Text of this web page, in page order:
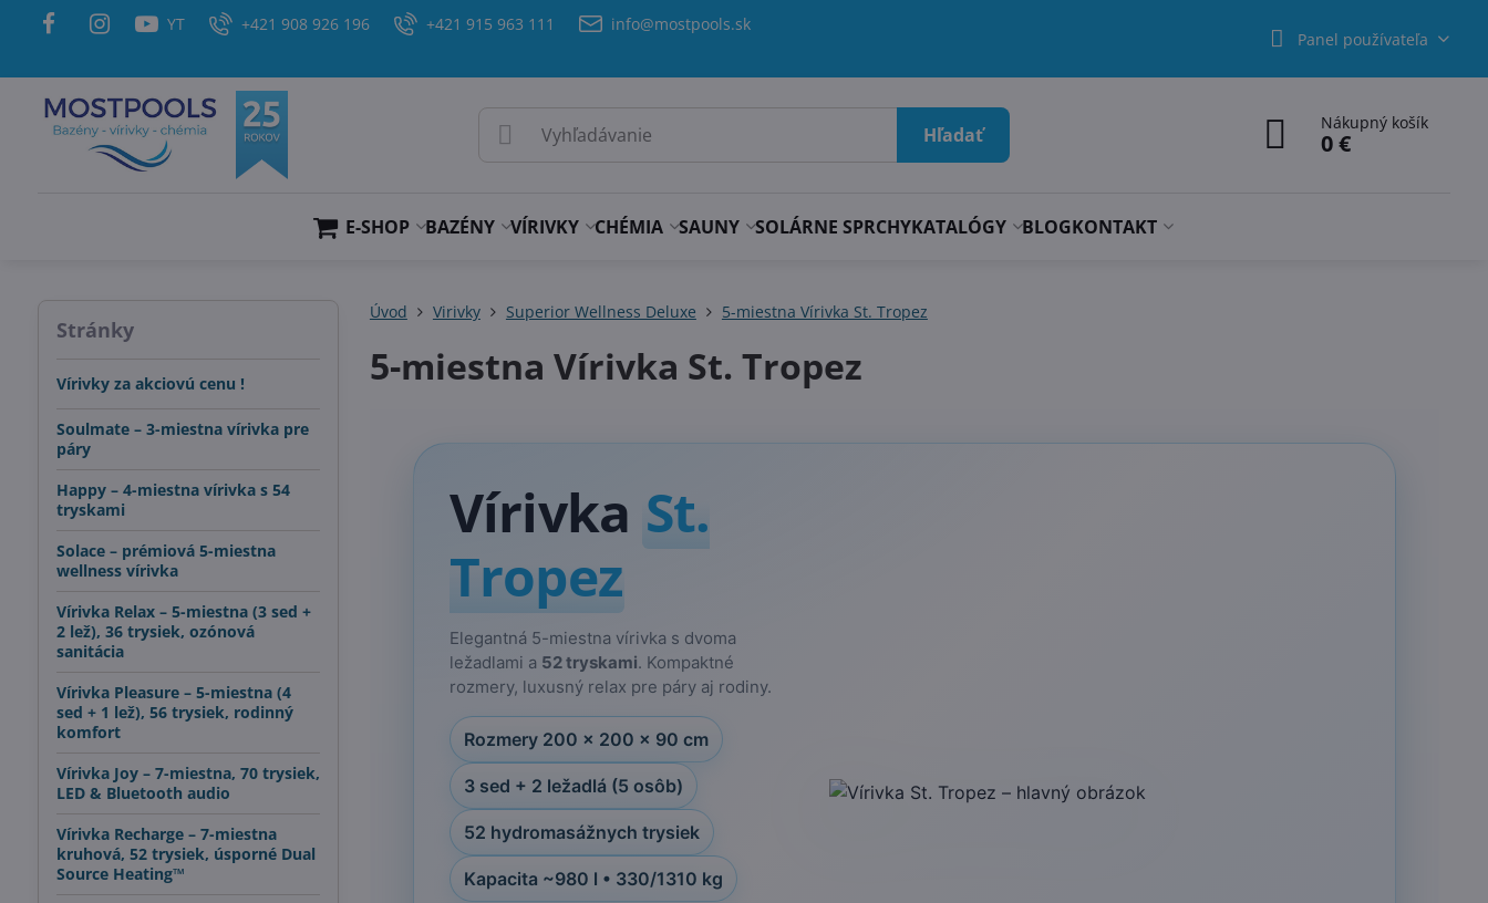
YT +421 908 926 196 +421 915 963 111 info@mostpools.sk
Panel používateľa
Hľadať
Nákupný košík
0 €
E-SHOP BAZÉNY VÍRIVKY CHÉMIA SAUNY SOLÁRNE SPRCHYKATALÓGY BLOGKONTAKT
Úvod Virivky Superior Wellness Deluxe 5-miestna Vírivka St. Tropez
5-miestna Vírivka St. Tropez
Vírivka St.
Tropez
Elegantná 5-miestna vírivka s dvoma
ležadlami a 52 tryskami. Kompaktné
rozmery, luxusný relax pre páry aj rodiny.
Rozmery 200 × 200 × 90 cm
3 sed + 2 ležadlá (5 osôb)
52 hydromasážnych trysiek
Kapacita ~980 l • 330/1310 kg
Stránky
Vírivky za akciovú cenu !
Soulmate – 3-miestna vírivka pre
páry
Happy – 4-miestna vírivka s 54
tryskami
Solace – prémiová 5-miestna
wellness vírivka
Vírivka Relax – 5-miestna (3 sed +
2 lež), 36 trysiek, ozónová
sanitácia
Vírivka Pleasure – 5-miestna (4
sed + 1 lež), 56 trysiek, rodinný
komfort
Vírivka Joy – 7-miestna, 70 trysiek,
LED & Bluetooth audio
Vírivka Recharge – 7-miestna
kruhová, 52 trysiek, úsporné Dual
Source Heating™